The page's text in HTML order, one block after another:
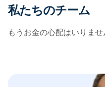
私たちのチーム
もうお金の心配はいりませ